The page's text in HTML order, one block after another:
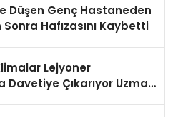
Düşen Genç Hastaneden
Sonra Hafızasını Kaybetti
Lejyoner
Davetiye Çıkarıyor Uzman